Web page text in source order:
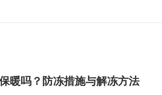
暖吗？防冻措施与解冻方法